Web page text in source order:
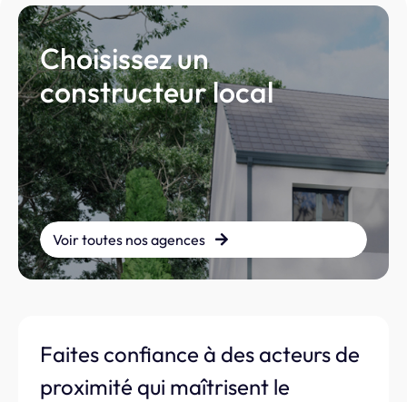
Choisissez un
constructeur local
Voir toutes nos agences
Faites confiance à des acteurs de
proximité qui maîtrisent le